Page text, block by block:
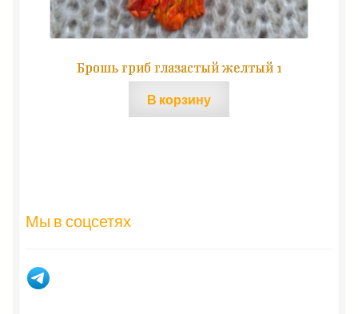
Брошь гриб глазастый желтый 1
В корзину
Мы в соцсетях